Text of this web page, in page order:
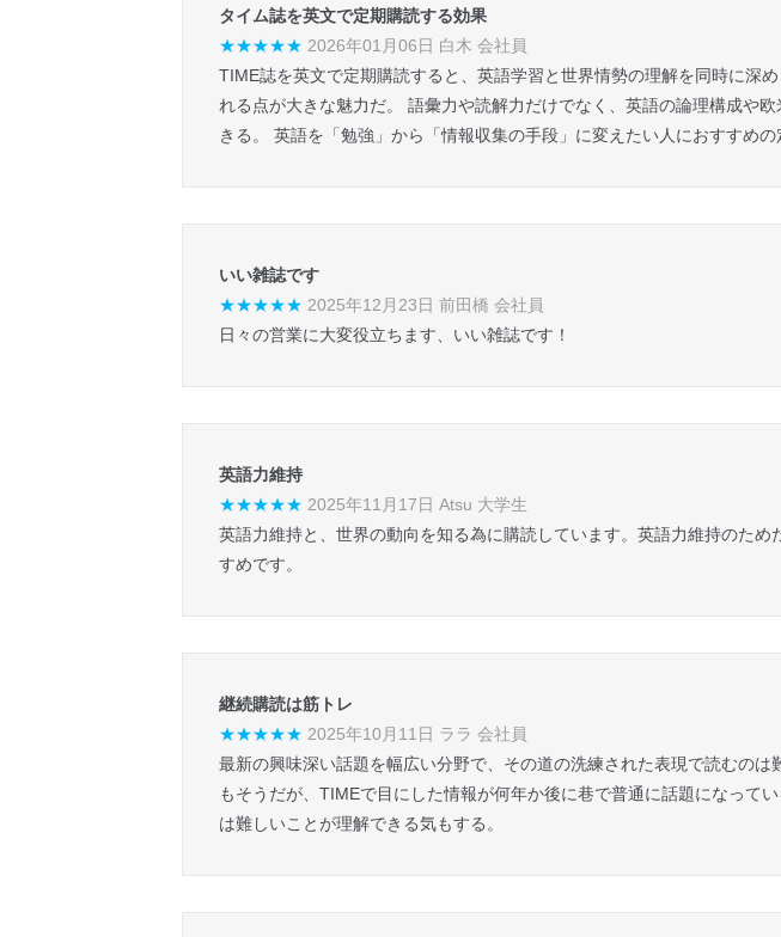
タイム誌を英文で定期購読する効果
★★★★★ 2026年01月06日 白木 会社員
TIME誌を英文で定期購読すると、英語学習と世界情勢の理解を同時に深
れる点が大きな魅力だ。 語彙力や読解力だけでなく、英語の論理構成や
きる。 英語を「勉強」から「情報収集の手段」に変えたい人におすすめの
いい雑誌です
★★★★★ 2025年12月23日 前田橋 会社員
日々の営業に大変役立ちます、いい雑誌です！
英語力維持
★★★★★ 2025年11月17日 Atsu 大学生
英語力維持と、世界の動向を知る為に購読しています。英語力維持のた
すめです。
継続購読は筋トレ
★★★★★ 2025年10月11日 ララ 会社員
最新の興味深い話題を幅広い分野で、その道の洗練された表現で読むの
もそうだが、TIMEで目にした情報が何年か後に巷で普通に話題になって
は難しいことが理解できる気もする。